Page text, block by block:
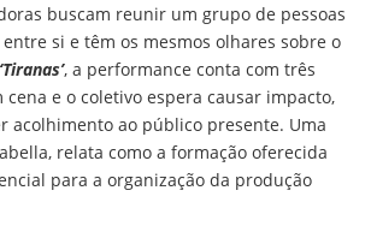
buscam reunir um grupo de pessoas
si e têm os mesmos olhares sobre o
‘Tiranas’, a performance conta com três
e o coletivo espera causar impacto,
acolhimento ao público presente. Uma
relata como a formação oferecida
para a organização da produção